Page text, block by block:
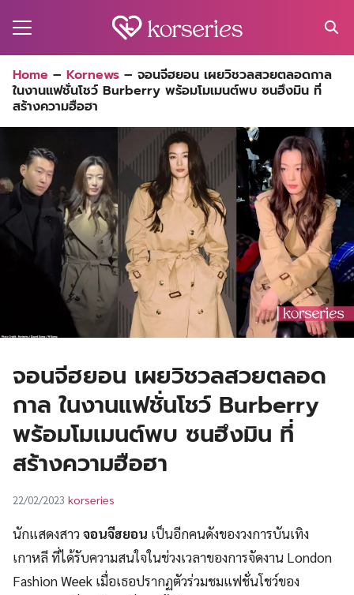
for:
Home – Kornews – จอนจีฮยอน เผยวิชวลสวยตลอดกาล
ในงานแฟชั่นโชว์ Burberry พร้อมโมเมนต์พบ ซนฮึงมิน ที่
สร้างความฮือฮา
จอนจีฮยอน เผยวิชวลสวยตลอด
กาล ในงานแฟชั่นโชว์ Burberry
พร้อมโมเมนต์พบ ซนฮึงมิน ที่
สร้างความฮือฮา
22/02/2023 korseries
นักแสดงสาวจอนจีฮยอน เป็นอีกคนดังของวงการบันเทิง
เกาหลี ที่ได้รับความสนใจในช่วงเวลาของการจัดงาน London
Fashion Week เมื่อเธอปรากฏตัวร่วมชมแฟชั่นโชว์ของ